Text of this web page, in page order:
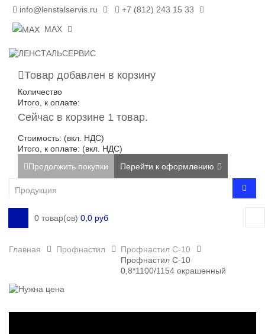
info@lenstalservis.ru +7 (812) 243 15 33
MAX
0 товар(ов) 0,0 руб
Товар добавлен в корзину
Количество
Итого, к оплате:
Сейчас в корзине 1 товар.
Стоимость: (вкл. НДС)
Итого, к оплате: (вкл. НДС)
Продолжить покупки
Перейти к оформлению
Главная Профнастил
Профнастил С-10
Профнастил С-10
0,8*1100/1154 окрашенный